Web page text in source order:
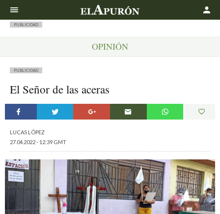
PUBLICIDAD
OPINIÓN
PUBLICIDAD
El Señor de las aceras
LUCAS LÓPEZ
27.04.2022 - 12:39 GMT